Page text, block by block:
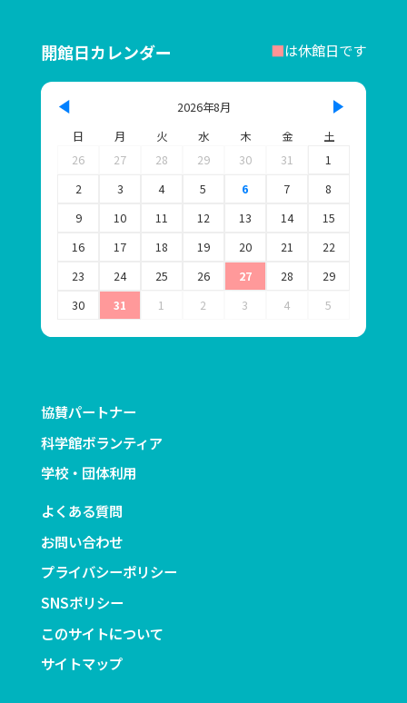
お問い合わせ
プライバシーポリシー
このサイトについて
連携施設リンク
開館日カレンダー ■は休館日です
2026年8月
日
月 火 水 木 金
土
26
27 28 29 30 31
1
2
3 4 5 6 7
8
9
10 11 12 13 14
15
16
17 18 19 20 21
22
23
24 25 26 27 28
29
30
31 1 2 3 4 5
協賛パートナー
科学館ボランティア
学校・団体利用
よくある質問
お問い合わせ
プライバシーポリシー
SNSポリシー
このサイトについて
サイトマップ